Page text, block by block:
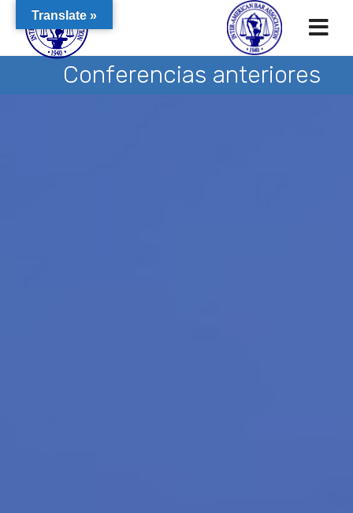
Conferencias anteriores
Translate »